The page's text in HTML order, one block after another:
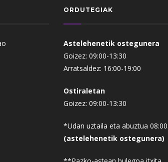
ORDUTEGIAK
Astelehenetik ostegunera
Goizez: 09:00-13:30
Arratsaldez: 16:00-19:00
Ostiraletan
Goizez: 09:00-13:30
*Udan uztaila eta abuztua
(astelehenetik ostegunera)